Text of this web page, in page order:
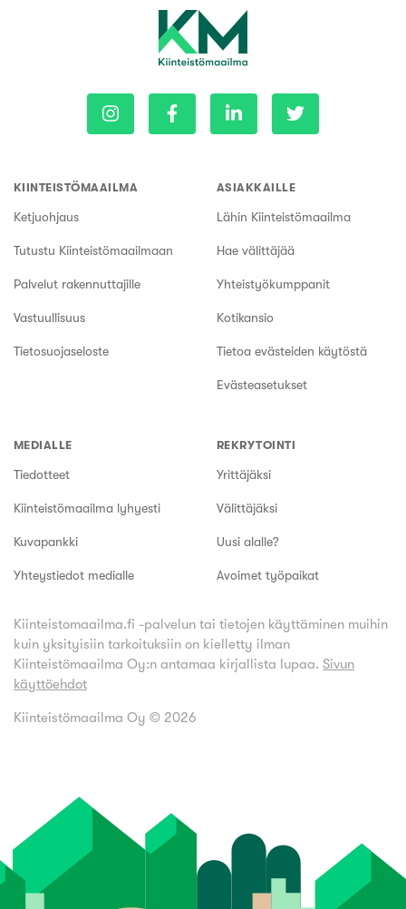
KIINTEISTÖMAAILMA
Ketjuohjaus
Tutustu Kiinteistömaailmaan
Palvelut rakennuttajille
Vastuullisuus
Tietosuojaseloste
ASIAKKAILLE
Lähin Kiinteistömaailma
Hae välittäjää
Yhteistyökumppanit
Kotikansio
Tietoa evästeiden käytöstä
Evästeasetukset
MEDIALLE
Tiedotteet
Kiinteistömaailma lyhyesti
Kuvapankki
Yhteystiedot medialle
REKRYTOINTI
Yrittäjäksi
Välittäjäksi
Uusi alalle?
Avoimet työpaikat
Kiinteistomaailma.fi -palvelun tai tietojen käyttäminen muihin
kuin yksityisiin tarkoituksiin on kielletty ilman
Kiinteistömaailma Oy:n antamaa kirjallista lupaa. Sivun
käyttöehdot
Kiinteistömaailma Oy © 2026